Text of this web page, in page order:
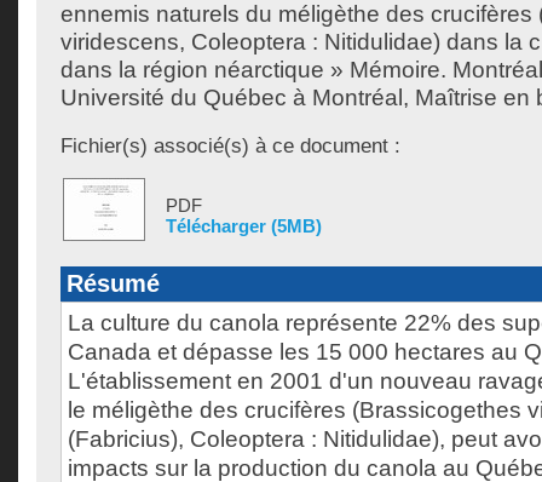
ennemis naturels du méligèthe des crucifères
viridescens, Coleoptera : Nitidulidae) dans la
dans la région néarctique » Mémoire.
Université du Québec à Montréal, Maîtrise en
Fichier(s) associé(s) à ce document :
PDF
Télécharger (5MB)
Résumé
La culture du canola représente 22% des
Canada et dépasse les 15 000 hectares au
L'établissement en 2001 d'un nouveau
le méligèthe des crucifères (Brassicogethes
(Fabricius), Coleoptera : Nitidulidae), peut
impacts sur la production du canola au